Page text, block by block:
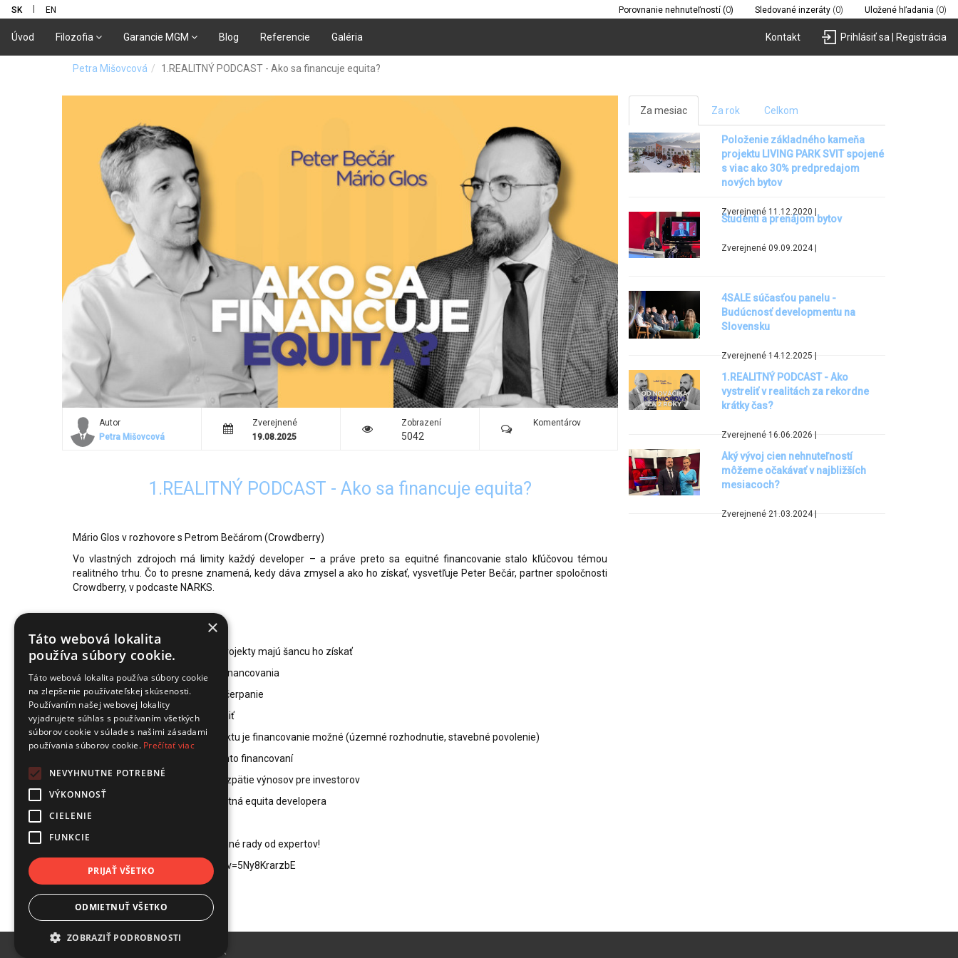
SK EN Porovnanie nehnuteľností (0) Sledované inzeráty (0) Uložené hľadania (0)
Úvod Filozofia Garancie MGM Blog Referencie Galéria Kontakt Prihlásiť sa | Registrácia
Petra Mišovcová 1.REALITNÝ PODCAST - Ako sa financuje equita?
Autor
Petra Mišovcová
Zverejnené
19.08.2025
Zobrazení
5042
Komentárov
1.REALITNÝ PODCAST - Ako sa financuje equita?
Mário Glos v rozhovore s Petrom Bečárom (Crowdberry)
Vo vlastných zdrojoch má limity každý developer – a práve preto sa equitné financovanie stalo kľúčovou témou
realitného trhu. Čo to presne znamená, kedy dáva zmysel a ako ho získať, vysvetľuje Peter Bečár, partner spoločnosti
Crowdberry, v podcaste NARKS.
Čo je equitné financovanie a aké projekty majú šancu ho získať
Ako funguje princíp peer-to-peer financovania
Mechanizmus – od žiadosti až po čerpanie
Podmienky, ktoré musí projekt splniť
V akých lokalitách a štádiách projektu je financovanie možné (územné rozhodnutie, stavebné povolenie)
Ako vyzerá exit stratégia pri takomto financovaní
Aké sú úrokové sadzby a bežné rozpätie výnosov pre investorov
Aká je minimálna požadovaná vlastná equita developera
Vypočujte si podcast a získajte cenné rady od expertov!
https://www.youtube.com/watch?v=5Ny8KrarzbE
Za mesiac Za rok Celkom
Položenie základného kameňa
projektu LIVING PARK SVIT spojené
s viac ako 30% predpredajom
nových bytov
Zverejnené 11.12.2020 |
Študenti a prenájom bytov
Zverejnené 09.09.2024 |
4SALE súčasťou panelu -
Budúcnosť developmentu na
Slovensku
Zverejnené 14.12.2025 |
1.REALITNÝ PODCAST - Ako
vystreliť v realitách za rekordne
krátky čas?
Zverejnené 16.06.2026 |
Aký vývoj cien nehnuteľností
môžeme očakávať v najbližších
mesiacoch?
Zverejnené 21.03.2024 |
REALITYMGM.SK
×
Táto webová lokalita
používa súbory cookie.
Táto webová lokalita používa súbory cookie
na zlepšenie používateľskej skúsenosti.
Používaním našej webovej lokality
vyjadrujete súhlas s používaním všetkých
súborov cookie v súlade s našimi zásadami
používania súborov cookie. Prečítať viac
NEVYHNUTNE POTREBNÉ
VÝKONNOSŤ
CIELENIE
FUNKCIE
PRIJAŤ VŠETKO
ODMIETNUŤ VŠETKO
ZOBRAZIŤ PODROBNOSTI